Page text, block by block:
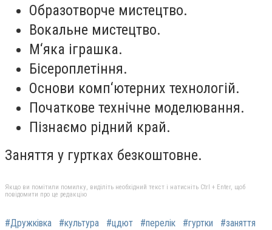
Образотворче мистецтво.
Вокальне мистецтво.
М‘яка іграшка.
Бісероплетіння.
Основи комп‘ютерних технологій.
Початкове технічне моделювання.
Пізнаємо рідний край.
Заняття у гуртках безкоштовне.
Якщо ви помітили помилку, виділіть необхідний текст і натисніть Ctrl + Enter, щоб
повідомити про це редакцію
#Дружківка #культура #цдют #перелік #гуртки #заняття